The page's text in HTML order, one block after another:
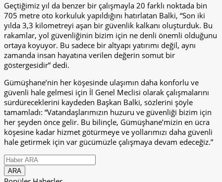
Geçtiğimiz yıl da benzer bir çalışmayla 20 farklı noktada bin
705 metre oto korkuluk yapıldığını hatırlatan Balki, “Son iki
yılda 3,3 kilometreyi aşan bir güvenlik kalkanı oluşturduk. Bu
rakamlar, yol güvenliğinin bizim için ne denli önemli olduğunu
ortaya koyuyor. Bu sadece bir altyapı yatırımı değil, aynı
zamanda insan hayatına verilen değerin somut bir
göstergesidir” dedi.
Gümüşhane’nin her köşesinde ulaşımın daha konforlu ve
güvenli hale gelmesi için İl Genel Meclisi olarak çalışmalarını
sürdüreceklerini kaydeden Başkan Balki, sözlerini şöyle
tamamladı: “Vatandaşlarımızın huzuru ve güvenliği bizim için
her şeyden önce gelir. Bu bilinçle, Gümüşhane’mizin en ücra
köşesine kadar hizmet götürmeye ve yollarımızı daha güvenli
hale getirmek için var gücümüzle çalışmaya devam edeceğiz.”